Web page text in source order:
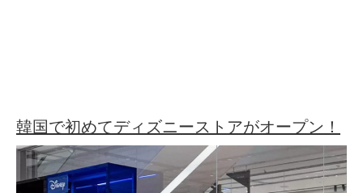
韓国で初めてディズニーストアがオープン！